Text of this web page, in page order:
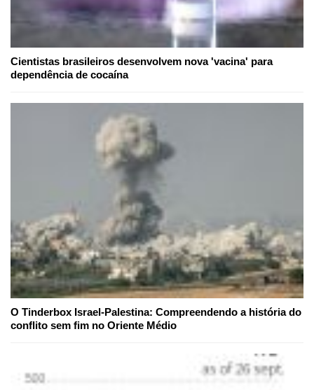
Cientistas brasileiros desenvolvem nova 'vacina' para
dependência de cocaína
O Tinderbox Israel-Palestina: Compreendendo a história do
conflito sem fim no Oriente Médio